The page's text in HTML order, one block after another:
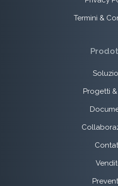
Termini &
Progetti &